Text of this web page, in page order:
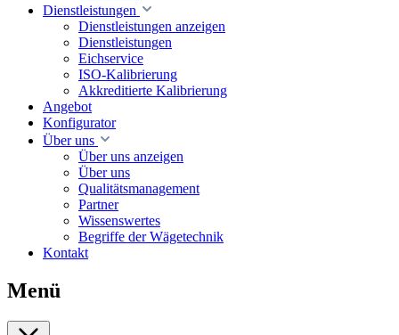
Dienstleistungen
Dienstleistungen anzeigen
Dienstleistungen
Eichservice
ISO-Kalibrierung
Akkreditierte Kalibrierung
Angebot
Konfigurator
Über uns
Über uns anzeigen
Über uns
Qualitätsmanagement
Partner
Wissenswertes
Begriffe der Wägetechnik
Kontakt
Menü